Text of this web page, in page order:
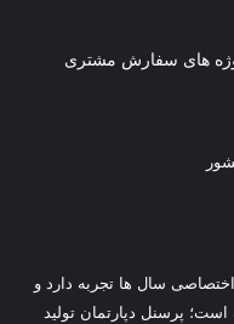
های سفارش مشتری
سال ها تجربه دارد و
پرسنل دپارتمان تولید